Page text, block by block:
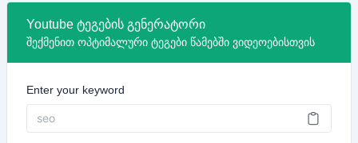
Youtube ტეგების გენერატორი
შექმენით ოპტიმალური ტეგები წამებში ვიდეოებისთვის
Enter your keyword